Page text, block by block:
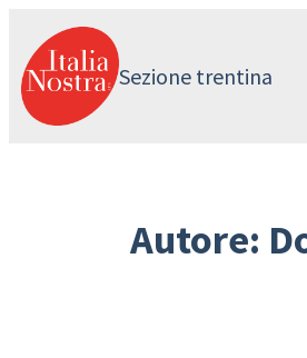
contenuto
Sezione trentina
Autore: